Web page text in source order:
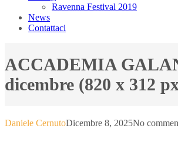
Ravenna Festival 2019
News
Contattaci
ACCADEMIA
dicembre (820 x 312
Daniele CernutoDicembre 8, 2025No